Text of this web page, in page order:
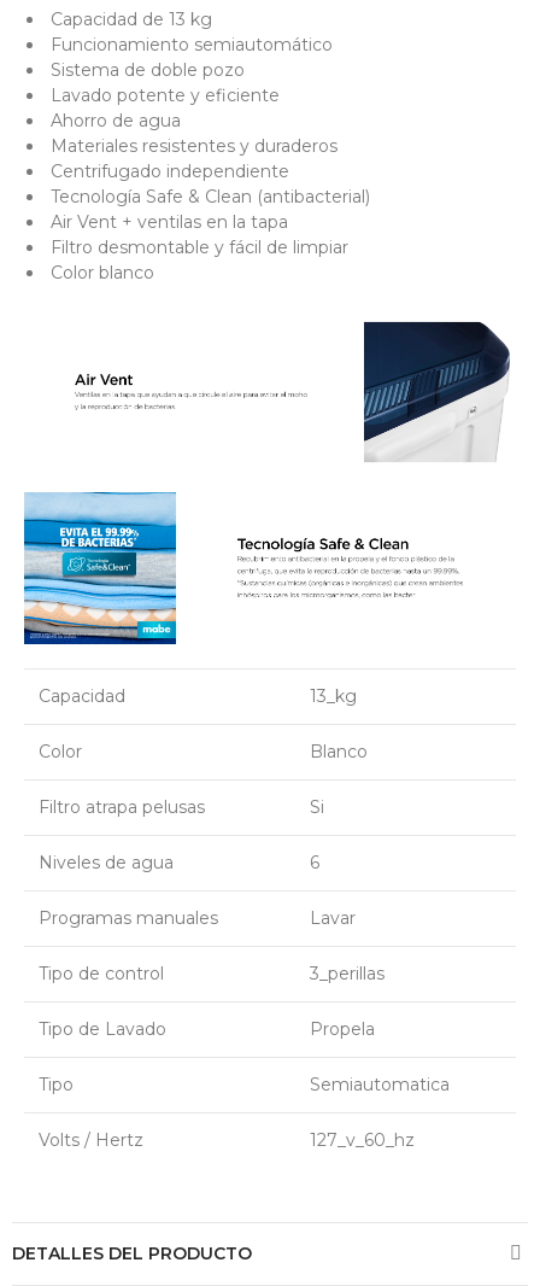
Capacidad de 13 kg
Funcionamiento semiautomático
Sistema de doble pozo
Lavado potente y eficiente
Ahorro de agua
Materiales resistentes y duraderos
Centrifugado independiente
Tecnología Safe & Clean (antibacterial)
Air Vent + ventilas en la tapa
Filtro desmontable y fácil de limpiar
Color blanco
Capacidad 13_kg
Color Blanco
Filtro atrapa pelusas Si
Niveles de agua 6
Programas manuales Lavar
Tipo de control 3_perillas
Tipo de Lavado Propela
Tipo Semiautomatica
Volts / Hertz 127_v_60_hz
DETALLES DEL PRODUCTO